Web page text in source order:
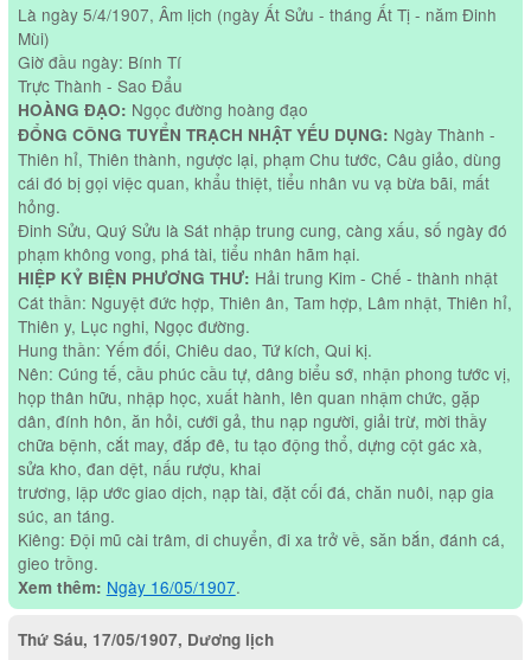
Là ngày 5/4/1907, Âm lịch (ngày Ất Sửu - tháng Ất Tị - năm Đinh
Mùi)
Giờ đầu ngày: Bính Tí
Trực Thành - Sao Đẩu
HOÀNG ĐẠO: Ngọc đường hoàng đạo
ĐỔNG CÔNG TUYỂN TRẠCH NHẬT YẾU DỤNG: Ngày Thành -
Thiên hỉ, Thiên thành, ngược lại, phạm Chu tước, Câu giảo, dùng
cái đó bị gọi việc quan, khẩu thiệt, tiểu nhân vu vạ bừa bãi, mất
hỏng.
Đinh Sửu, Quý Sửu là Sát nhập trung cung, càng xấu, số ngày đó
phạm không vong, phá tài, tiểu nhân hãm hại.
HIỆP KỶ BIỆN PHƯƠNG THƯ: Hải trung Kim - Chế - thành nhật
Cát thần: Nguyệt đức hợp, Thiên ân, Tam hợp, Lâm nhật, Thiên hỉ,
Thiên y, Lục nghi, Ngọc đường.
Hung thần: Yếm đối, Chiêu dao, Tứ kích, Qui kị.
Nên: Cúng tế, cầu phúc cầu tự, dâng biểu sớ, nhận phong tước vị,
họp thân hữu, nhập học, xuất hành, lên quan nhậm chức, gặp
dân, đính hôn, ăn hỏi, cưới gả, thu nạp người, giải trừ, mời thầy
chữa bệnh, cắt may, đắp đê, tu tạo động thổ, dựng cột gác xà,
sửa kho, đan dệt, nấu rượu, khai
trương, lập ước giao dịch, nạp tài, đặt cối đá, chăn nuôi, nạp gia
súc, an táng.
Kiêng: Đội mũ cài trâm, di chuyển, đi xa trở về, săn bắn, đánh cá,
gieo trồng.
Xem thêm: Ngày 16/05/1907.
Thứ Sáu, 17/05/1907, Dương lịch